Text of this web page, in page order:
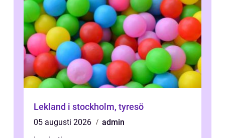
Lekland i stockholm, tyresö
05 augusti 2026
admin